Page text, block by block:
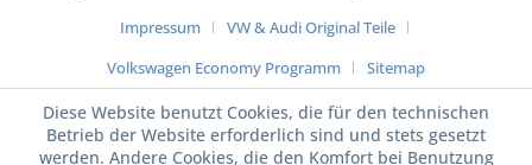
Impressum
VW & Audi Original Teile
Volkswagen Economy Programm
Sitemap
Diese Website benutzt Cookies, die für den technischen
Betrieb der Website erforderlich sind und stets gesetzt
werden. Andere Cookies, die den Komfort bei Benutzung